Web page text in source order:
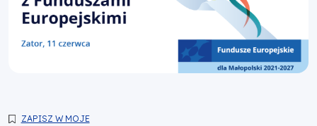
ZAPISZ W MOJE